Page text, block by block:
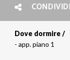
CONDIVIDI
Briciole
Dove dormire
- app. piano 1